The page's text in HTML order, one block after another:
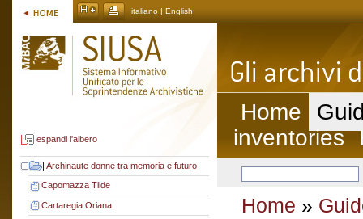
italiano | English
espandi l'albero
| Archinaute donne tra memoria e futuro
Capomazza Tilde
Cartaregia Oriana
Home
inventories
Home »